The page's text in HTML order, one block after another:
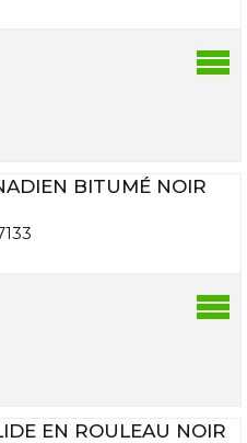
BITUMÉ NOIR
EN ROULEAU NOIR